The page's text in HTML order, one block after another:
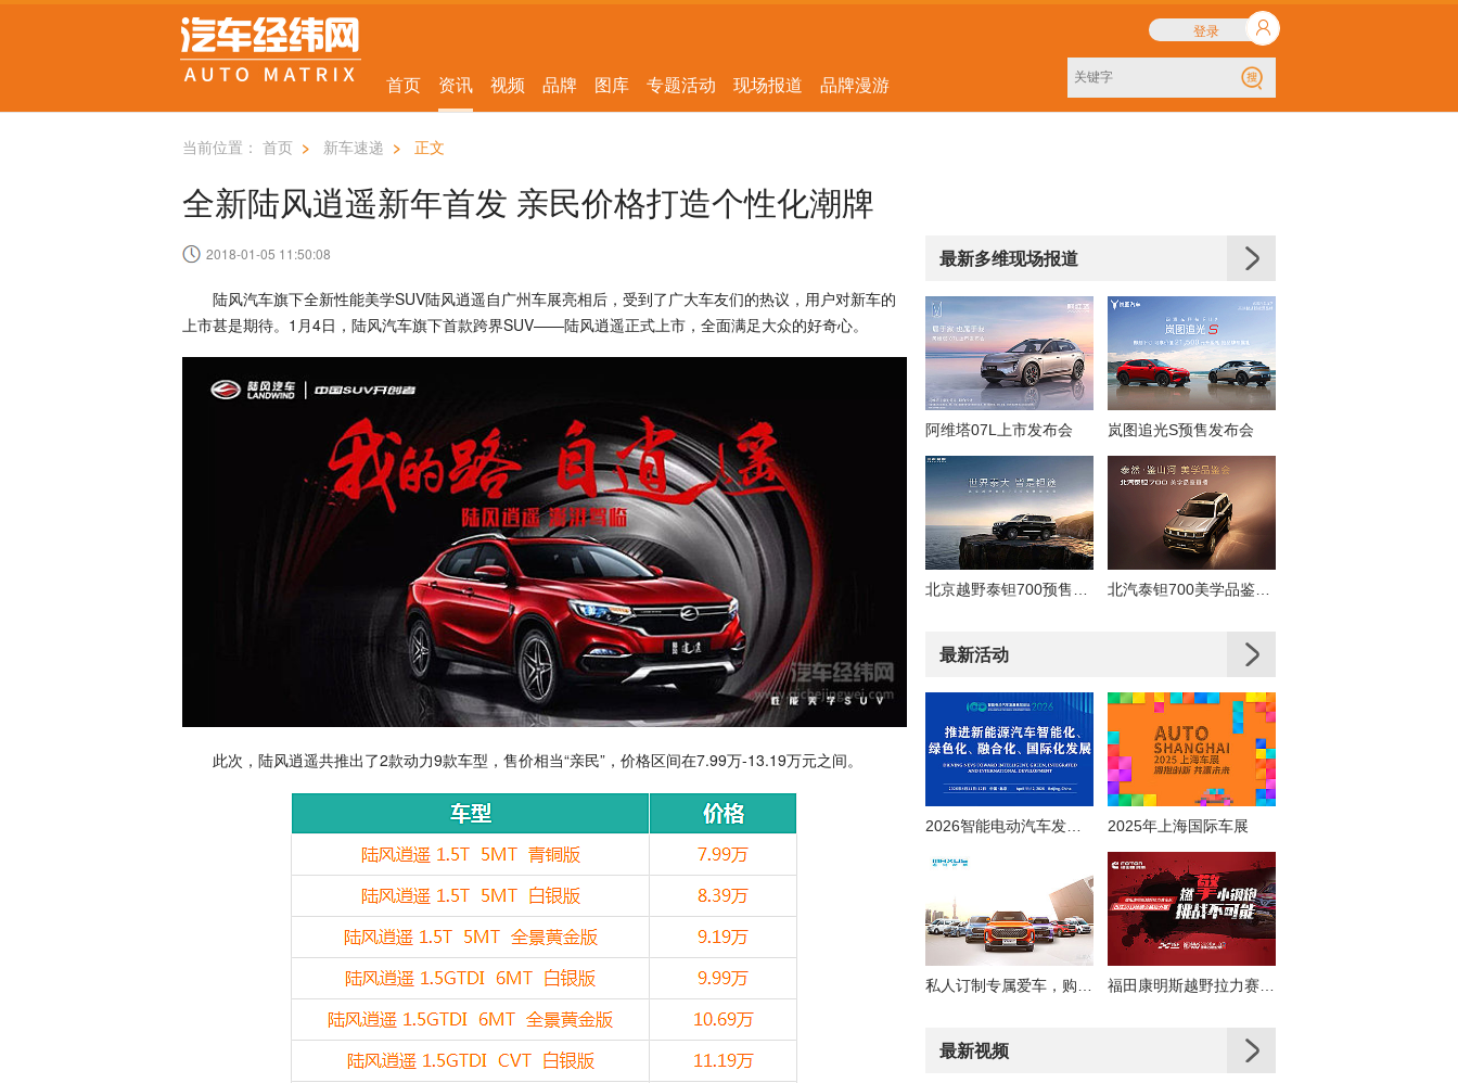
首页 资讯 视频 品牌 图库 专题活动 现场报道 品牌漫游
登录
当前位置： 首页 > 新车速递 > 正文
全新陆风逍遥新年首发 亲民价格打造个性化潮牌
2018-01-05 11:50:08
陆风汽车旗下全新性能美学SUV陆风逍遥自广州车展亮相后，受到了广大车友们的热议，用户对新车的
上市甚是期待。1月4日，陆风汽车旗下首款跨界SUV——陆风逍遥正式上市，全面满足大众的好奇心。
此次，陆风逍遥共推出了2款动力9款车型，售价相当“亲民”，价格区间在7.99万-13.19万元之间。
最新多维现场报道
阿维塔07L上市发布会 岚图追光S预售发布会
北汽泰钽700美学品鉴直播
最新活动
2025年上海国际车展
福田康明斯越野拉力赛车队出征2019丝绸之路拉力赛
最新视频